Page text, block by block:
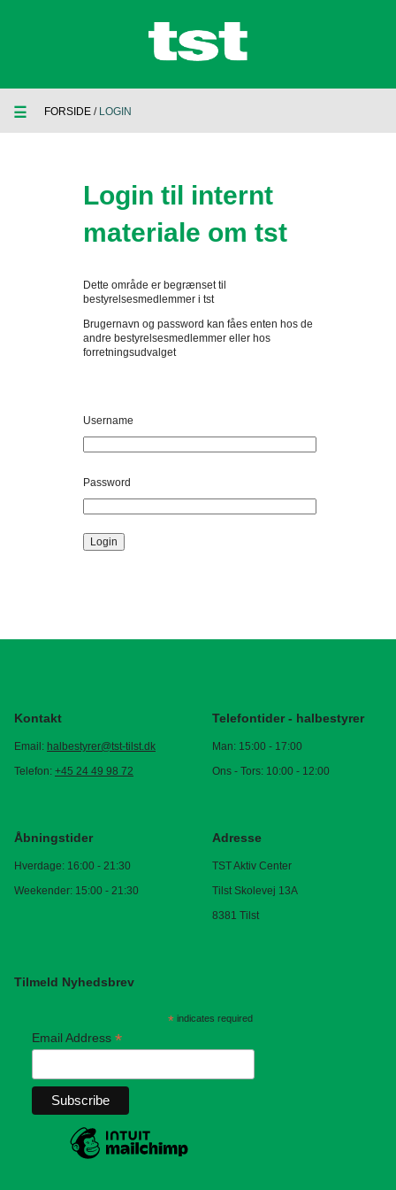
☰ FORSIDE / LOGIN
Login til internt
materiale om tst
Dette område er begrænset til
bestyrelsesmedlemmer i tst
Brugernavn og password kan fåes enten hos de
andre bestyrelsesmedlemmer eller hos
forretningsudvalget
Username
Password
Login
Kontakt
Email: halbestyrer@tst-tilst.dk
Telefon: +45 24 49 98 72
Telefontider - halbestyrer
Man: 15:00 - 17:00
Ons - Tors: 10:00 - 12:00
Åbningstider
Hverdage: 16:00 - 21:30
Weekender: 15:00 - 21:30
Adresse
TST Aktiv Center
Tilst Skolevej 13A
8381 Tilst
Tilmeld Nyhedsbrev
*indicates required
Email Address *